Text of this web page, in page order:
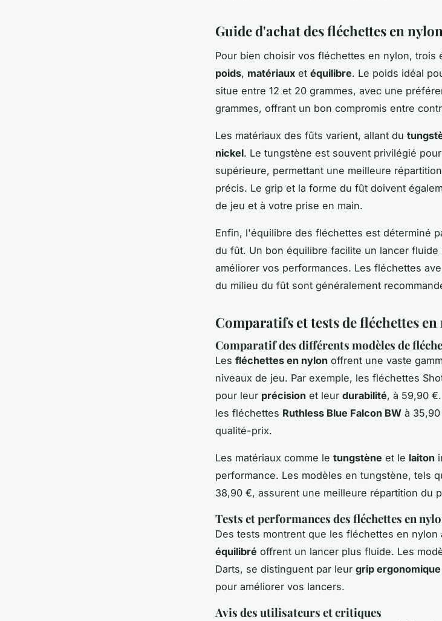
Guide d'achat des fléchettes en nylon
Pour bien choisir vos fléchettes en nylon, trois
poids, matériaux et équilibre. Le poids idéal
situe entre 12 et 20 grammes, avec une
grammes, offrant un bon compromis entre
Les matériaux des fûts varient, allant du
nickel. Le tungstène est souvent privilégié
supérieure, permettant une meilleure
précis. Le grip et la forme du fût doivent
de jeu et à votre prise en main.
Enfin, l'équilibre des fléchettes est déterminé
du fût. Un bon équilibre facilite un lancer
améliorer vos performances. Les fléchettes
du milieu du fût sont généralement
Comparatifs et tests de fléchettes
Comparatif des différents modèles de
Les fléchettes en nylon offrent une vaste
niveaux de jeu. Par exemple, les fléchettes
pour leur précision et leur durabilité, à 59,90
les fléchettes Ruthless Blue Falcon BW à
qualité-prix.
Les matériaux comme le tungstène et le laiton
performance. Les modèles en tungstène, tels
38,90 €, assurent une meilleure répartition du
Tests et performances des fléchettes en
Des tests montrent que les fléchettes en nylon
équilibré offrent un lancer plus fluide. Les
Darts, se distinguent par leur grip ergonomique
pour améliorer vos lancers.
Avis des utilisateurs et critiques